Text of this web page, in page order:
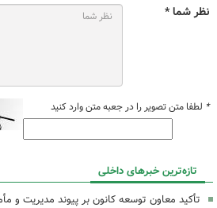
نظر شما *
* لطفا متن تصویر را در جعبه متن وارد کنید
تازه‌ترین خبرهای داخلی
تأکید معاون توسعه کانون بر پیوند مدیریت و